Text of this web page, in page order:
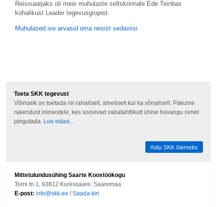
Reisisaatjaks oli meie muhulaste seltskonnale Ede Teinbas
kohalikust Leader tegevusgrupist.
Muhulased ise arvasid oma reisist sedaviisi
Toeta SKK tegevust
Võimalik on toetada nii rahaliselt, aineliselt kui ka sõnaliselt. Pakume
rakendust inimestele, kes soovivad vabatahtlikult ühise hüvangu nimel
pingutada. Loe edasi...
Astu SKK liikmeks
Mittetulundusühing Saarte Koostöökogu
Torni tn 1, 93812 Kuressaare, Saaremaa
E-post: info@skk.ee /Saada kiri